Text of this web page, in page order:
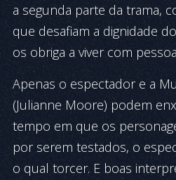
a segunda parte da trama,
que desafiam a dignidade
os obriga a viver com
Apenas o espectador e a
(Julianne Moore) podem
tempo em que os
por serem testados, o
o qual torcer. E boas